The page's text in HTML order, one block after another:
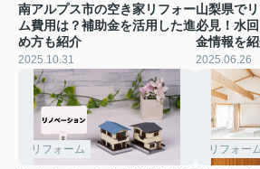
南アルプス市の空き家リフォー
ム費用は？補助金を活用した進
め方も紹介
2025.10.31
山梨県で
必見！水
金情報を
2025.06.26
リフォーム リフォー